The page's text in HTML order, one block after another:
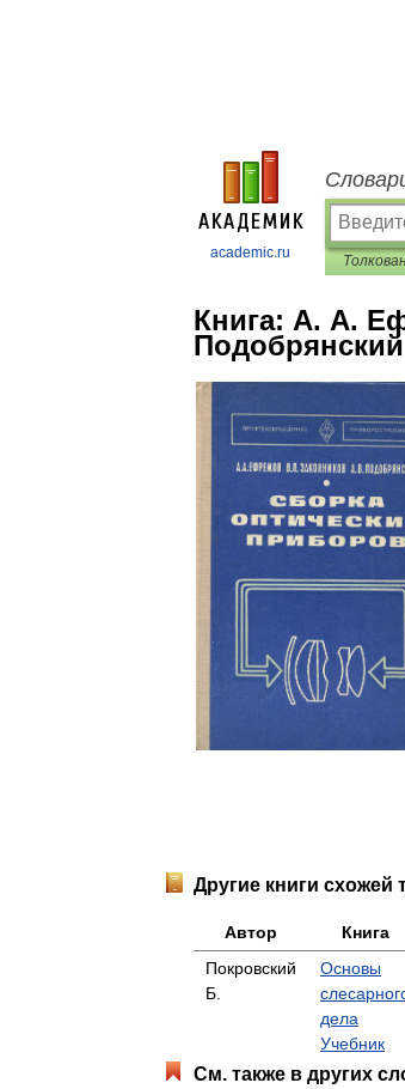
academic.ru
Книга: А. А.
Другие книги схожей
Автор Книга
Покровский
Б.
Основы
дела
Учебник
См. также в других